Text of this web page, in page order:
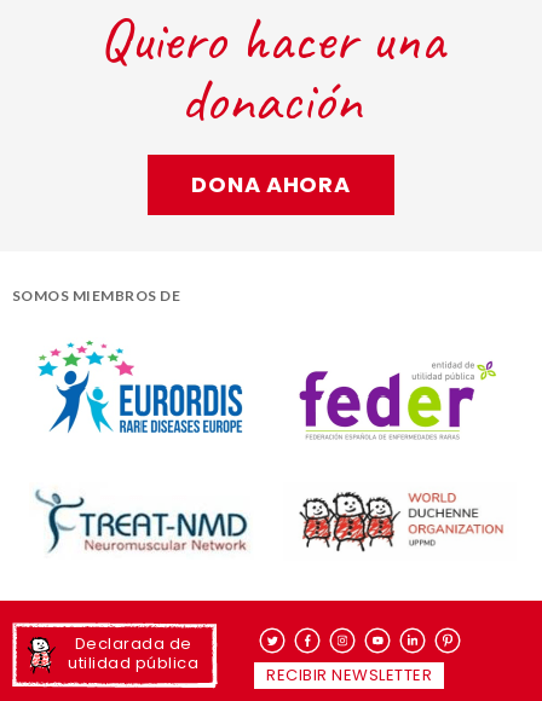
Quiero hacer una
donación
DONA AHORA
SOMOS MIEMBROS DE
Declarada de
utilidad pública
RECIBIR NEWSLETTER